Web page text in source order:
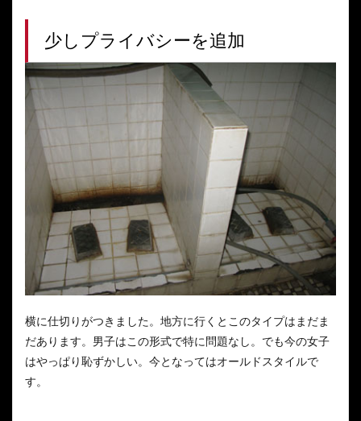
少しプライバシーを追加
横に仕切りがつきました。地方に行くとこのタイプはまだま
だあります。男子はこの形式で特に問題なし。でも今の女子
はやっぱり恥ずかしい。今となってはオールドスタイルで
す。